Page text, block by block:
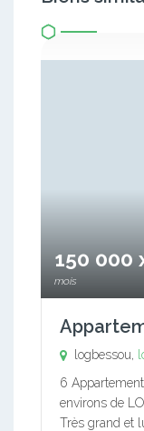
150 000
mois
logbessou,
6
environs de
Très grand et